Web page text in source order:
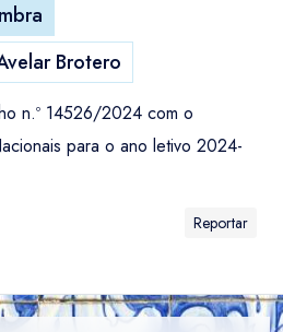
Brotero
n.º 14526/2024 com o
para o ano letivo 2024-
Reportar